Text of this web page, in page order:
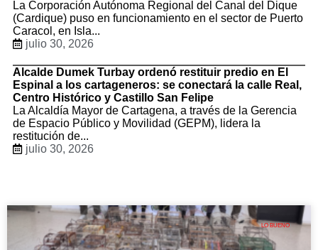
La Corporación Autónoma Regional del Canal del Dique
(Cardique) puso en funcionamiento en el sector de Puerto
Caracol, en Isla...
julio 30, 2026
Alcalde Dumek Turbay ordenó restituir predio en El
Espinal a los cartageneros: se conectará la calle Real,
Centro Histórico y Castillo San Felipe
La Alcaldía Mayor de Cartagena, a través de la Gerencia
de Espacio Público y Movilidad (GEPM), lidera la
restitución de...
julio 30, 2026
LO BUENO